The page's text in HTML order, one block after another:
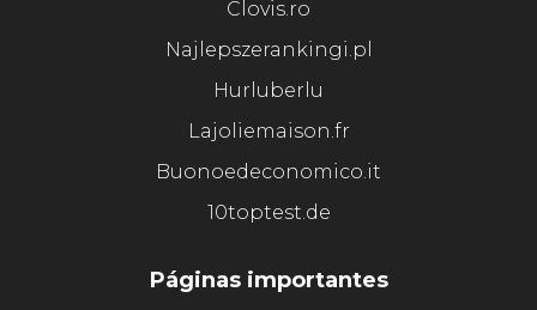
Clovis.ro
Najlepszerankingi.pl
Hurluberlu
Lajoliemaison.fr
Buonoedeconomico.it
10toptest.de
Páginas importantes